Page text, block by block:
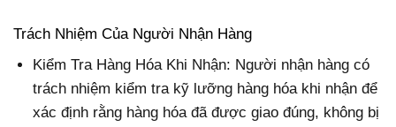
Trách Nhiệm Của Người Nhận Hàng
Kiểm Tra Hàng Hóa Khi Nhận: Người nhận hàng có
trách nhiệm kiểm tra kỹ lưỡng hàng hóa khi nhận để
xác định rằng hàng hóa đã được giao đúng, không bị